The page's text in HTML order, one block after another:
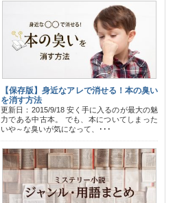
【保存版】身近なアレで消せる！本の臭い
を消す方法
更新日：2015/9/18 安く手に入るのが最大の魅
力である中古本。 でも、本についてしまった
いや～な臭いが気になって、･･･